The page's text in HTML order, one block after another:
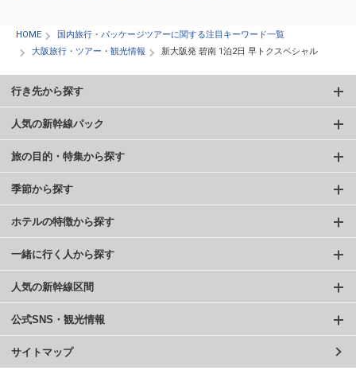
HOME
国内旅行・パッケージツアーに関する注目キーワード一覧
大阪旅行・ツアー・観光情報
新大阪発 碧南 1泊2日 早トクスペシャル
行き先から探す
人気の新幹線パック
旅の目的・特集から探す
季節から探す
ホテルの特徴から探す
一緒に行く人から探す
人気の新幹線区間
公式SNS・観光情報
サイトマップ